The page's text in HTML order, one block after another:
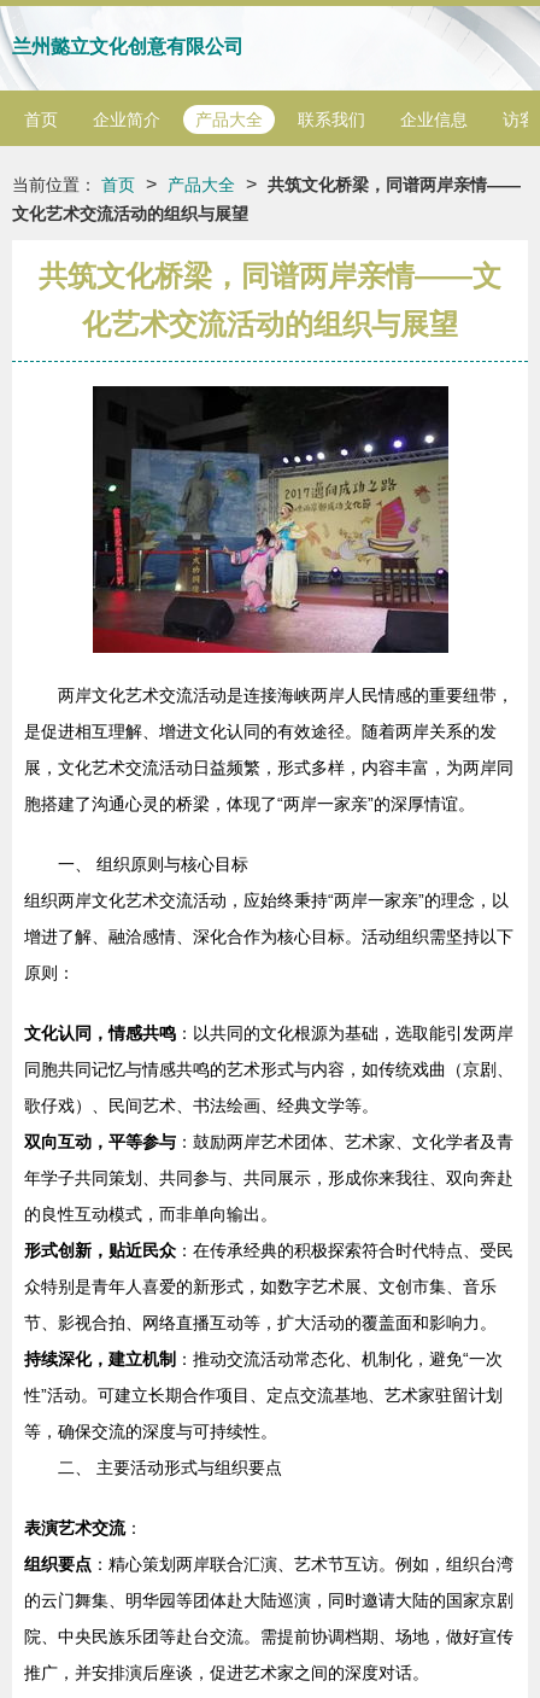
兰州懿立文化创意有限公司
首页 企业简介 产品大全 联系我们 企业信息 访客
当前位置： 首页 > 产品大全 > 共筑文化桥梁，同谱两岸亲情——
文化艺术交流活动的组织与展望
共筑文化桥梁，同谱两岸亲情——文
化艺术交流活动的组织与展望
两岸文化艺术交流活动是连接海峡两岸人民情感的重要纽带，
是促进相互理解、增进文化认同的有效途径。随着两岸关系的发
展，文化艺术交流活动日益频繁，形式多样，内容丰富，为两岸同
胞搭建了沟通心灵的桥梁，体现了“两岸一家亲”的深厚情谊。
一、 组织原则与核心目标
组织两岸文化艺术交流活动，应始终秉持“两岸一家亲”的理念，以
增进了解、融洽感情、深化合作为核心目标。活动组织需坚持以下
原则：
文化认同，情感共鸣 ：以共同的文化根源为基础，选取能引发两岸
同胞共同记忆与情感共鸣的艺术形式与内容，如传统戏曲（京剧、
歌仔戏）、民间艺术、书法绘画、经典文学等。
双向互动，平等参与 ：鼓励两岸艺术团体、艺术家、文化学者及青
年学子共同策划、共同参与、共同展示，形成你来我往、双向奔赴
的良性互动模式，而非单向输出。
形式创新，贴近民众 ：在传承经典的积极探索符合时代特点、受民
众特别是青年人喜爱的新形式，如数字艺术展、文创市集、音乐
节、影视合拍、网络直播互动等，扩大活动的覆盖面和影响力。
持续深化，建立机制 ：推动交流活动常态化、机制化，避免“一次
性”活动。可建立长期合作项目、定点交流基地、艺术家驻留计划
等，确保交流的深度与可持续性。
二、 主要活动形式与组织要点
表演艺术交流：
组织要点 ：精心策划两岸联合汇演、艺术节互访。例如，组织台湾
的云门舞集、明华园等团体赴大陆巡演，同时邀请大陆的国家京剧
院、中央民族乐团等赴台交流。需提前协调档期、场地，做好宣传
推广，并安排演后座谈，促进艺术家之间的深度对话。